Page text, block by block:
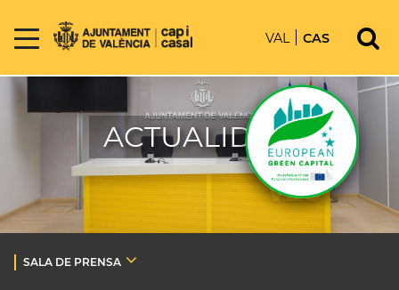
VAL CAS
ACTUALIDAD
SALA DE PRENSA